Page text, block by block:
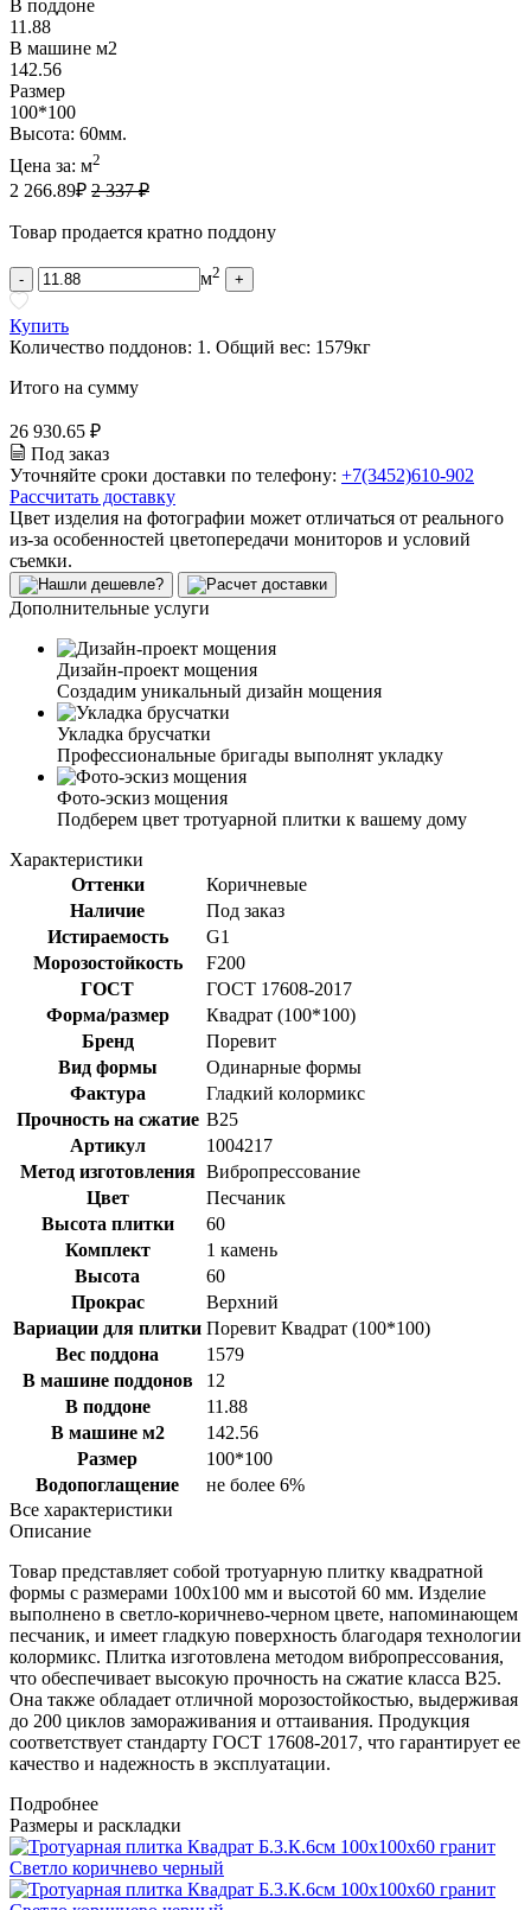
В поддоне
11.88
В машине м2
142.56
Размер
100*100
Высота: 60мм.
Цена за: м2
2 266.89₽ 2 337 ₽
Товар продается кратно поддону
- м2 +
Купить
Количество поддонов: 1 . Общий вес: 1579кг
Итого на сумму
26 930.65 ₽
Под заказ
Уточняйте сроки доставки по телефону: +7(3452)610-902
Рассчитать доставку
Цвет изделия на фотографии может отличаться от реального
из-за особенностей цветопередачи мониторов и условий
съемки.
Дополнительные услуги
Дизайн-проект мощения
Создадим уникальный дизайн мощения
Укладка брусчатки
Профессиональные бригады выполнят укладку
Фото-эскиз мощения
Подберем цвет тротуарной плитки к вашему дому
Характеристики
Оттенки
Коричневые
Наличие
Под заказ
Истираемость
G1
Морозостойкость
F200
ГОСТ
ГОСТ 17608-2017
Форма/размер
Квадрат (100*100)
Бренд
Поревит
Вид формы
Одинарные формы
Фактура
Гладкий колормикс
Прочность на сжатие B25
Артикул
1004217
Метод изготовления Вибропрессование
Цвет
Песчаник
Высота плитки
60
Комплект
1 камень
Высота
60
Прокрас
Верхний
Вариации для плитки Поревит Квадрат (100*100)
Вес поддона
1579
В машине поддонов
12
В поддоне
11.88
В машине м2
142.56
Размер
100*100
Водопоглащение
не более 6%
Все характеристики
Описание
Товар представляет собой тротуарную плитку квадратной
формы с размерами 100х100 мм и высотой 60 мм. Изделие
выполнено в светло-коричнево-черном цвете, напоминающем
песчаник, и имеет гладкую поверхность благодаря технологии
колормикс. Плитка изготовлена методом вибропрессования,
что обеспечивает высокую прочность на сжатие класса B25.
Она также обладает отличной морозостойкостью, выдерживая
до 200 циклов замораживания и оттаивания. Продукция
соответствует стандарту ГОСТ 17608-2017, что гарантирует ее
качество и надежность в эксплуатации.
Подробнее
Размеры и раскладки